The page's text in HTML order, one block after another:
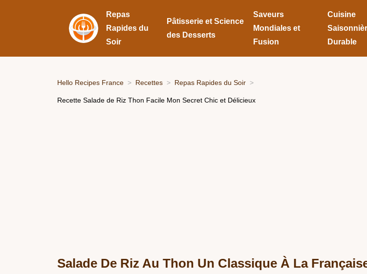
Repas
Rapides du
Soir
Pâtisserie et Science
des Desserts
Saveurs
Mondiales et
Fusion
Cuisine
Durable
Hello Recipes France Recettes Repas Rapides du Soir
Recette Salade de Riz Thon Facile Mon Secret Chic et Délicieux
Salade De Riz Au Thon Un Classique À La